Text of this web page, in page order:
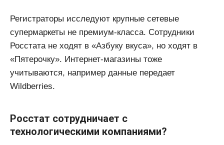
Регистраторы исследуют крупные сетевые
супермаркеты не премиум-класса. Сотрудники
Росстата не ходят в «Азбуку вкуса», но ходят в
«Пятерочку». Интернет-магазины тоже
учитываются, например данные передает
Wildberries.
Росстат сотрудничает с
технологическими компаниями?